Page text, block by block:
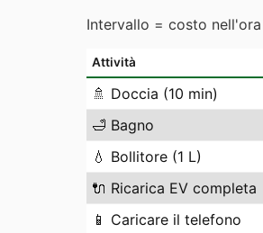
Intervallo = costo
Attività
🚿 Doccia (10 min)
🛁 Bagno
💧 Bollitore (1 L)
🔌 Ricarica EV completa
📱 Caricare il telefono